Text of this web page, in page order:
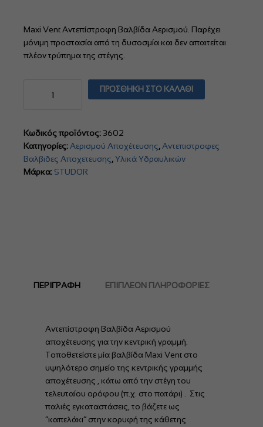
Maxi Vent Αντεπίστροφη Βαλβίδα Αερισμού. Παρέχει
μόνιμη προστασία από τη δυσοσμία και δεν απαιτείται
πλέον τρύπημα της στέγης.
ΠΡΟΣΘΉΚΗ ΣΤΟ ΚΑΛΆΘΙ
Κωδικός προϊόντος: 3602
Κατηγορίες: Αερισμού Αποχέτευσης, Αντεπιστροφες
Βαλβιδες Αποχετευσης,Υλικά Υδραυλικών
Μάρκα: STUDOR
ΠΕΡΙΓΡΑΦΉ ΕΠΙΠΛΈΟΝ ΠΛΗΡΟΦΟΡΊΕΣ
Αντεπίστροφη Βαλβίδα Αερισμού
αποχέτευσης για την κεντρική γραμμή.
Τοποθετείστε μία βαλβίδα Maxi Vent στο
υψηλότερο σημείο της κεντρικής γραμμής
αποχέτευσης , κάτω από την στέγη του
τελευταίου ορόφου (π.χ. στο πατάρι) . Στις
παλιές εγκαταστάσεις, το βάζετε ως
“καπελάκι” στην κορυφή της κάθετης